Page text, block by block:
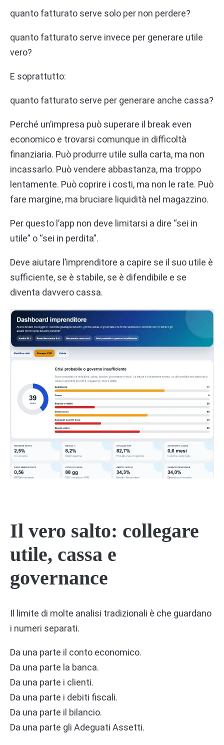
quanto fatturato serve solo per non perdere?
quanto fatturato serve invece per generare utile
vero?
E soprattutto:
quanto fatturato serve per generare anche cassa?
Perché un’impresa può superare il break even
economico e trovarsi comunque in difficoltà
finanziaria. Può produrre utile sulla carta, ma non
incassarlo. Può vendere abbastanza, ma troppo
lentamente. Può coprire i costi, ma non le rate. Può
fare margine, ma bruciare liquidità nel magazzino.
Per questo l’app non deve limitarsi a dire “sei in
utile” o “sei in perdita”.
Deve aiutare l’imprenditore a capire se il suo utile è
sufficiente, se è stabile, se è difendibile e se
diventa davvero cassa.
Il vero salto: collegare
utile, cassa e
governance
Il limite di molte analisi tradizionali è che guardano
i numeri separati.
Da una parte il conto economico.
Da una parte la banca.
Da una parte i clienti.
Da una parte i debiti fiscali.
Da una parte il bilancio.
Da una parte gli Adeguati Assetti.